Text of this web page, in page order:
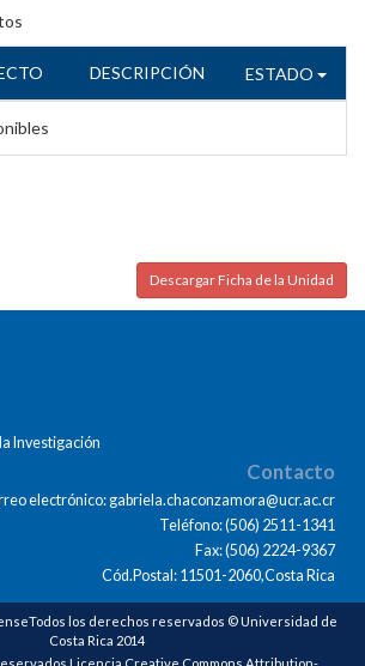
DESCRIPCIÓN ESTADO
Descargar Ficha de la Unidad
Investigación
Contacto
electrónico: gabriela.chaconzamora@ucr.ac.cr
Teléfono: (506) 2511-1341
Fax: (506) 2224-9367
Cód.Postal: 11501-2060,Costa Rica
los derechos reservados © Universidad de
Costa Rica 2014